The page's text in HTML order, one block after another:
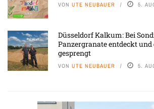
VON UTE NEUBAUER 5.
Düsseldorf Kalkum: Bei
Panzergranate entdeckt
gesprengt
VON UTE NEUBAUER 5.